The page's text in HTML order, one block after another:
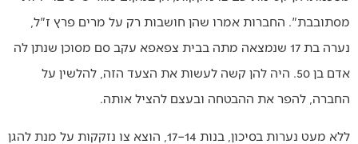
מסתובבת". החברות אמרו שהן חושבות רק על מרים פרץ ז"ל,
נערה בת 17 שנמצאה מתה בבית צפאפא עקב סם מסוכן שנתן לה
אדם בן 50. היה להן קשה לעשות את הצעד הזה, להלשין על
החברה, להפר את ההבטחה ובעצם להציל אותה.
ללא מעט נערות בסיכון, בנות 14–17, הוצא צו נזקקות על מנת להגן